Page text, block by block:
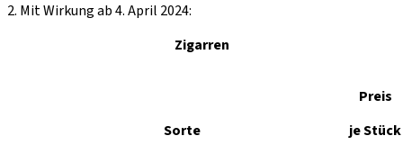
2. Mit Wirkung ab 4. April 2024:
Zigarren
Sorte
Preis
je Stück